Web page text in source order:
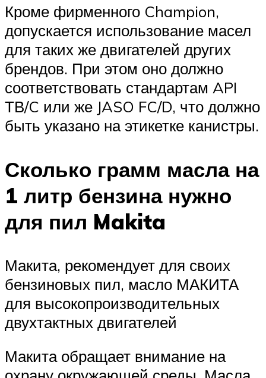
Кроме фирменного Champion,
допускается использование масел
для таких же двигателей других
брендов. При этом оно должно
соответствовать стандартам API
ТВ/C или же JASO FC/D, что должно
быть указано на этикетке канистры.
Сколько грамм масла на
1 литр бензина нужно
для пил Makita
Макита, рекомендует для своих
бензиновых пил, масло МАКИТА
для высокопроизводительных
двухтактных двигателей
Макита обращает внимание на